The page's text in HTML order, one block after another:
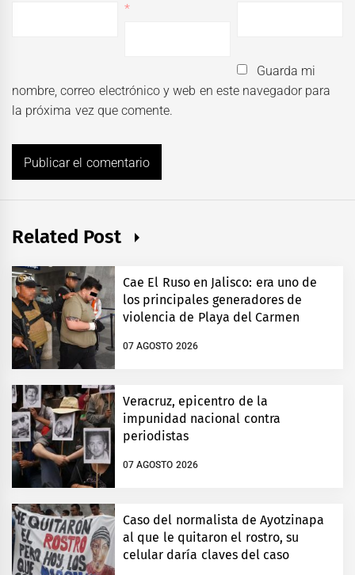
*
Guarda mi
nombre, correo electrónico y web en este navegador para
la próxima vez que comente.
Related Post
Cae El Ruso en Jalisco: era uno de
los principales generadores de
violencia de Playa del Carmen
07 AGOSTO 2026
Veracruz, epicentro de la
impunidad nacional contra
periodistas
07 AGOSTO 2026
Caso del normalista de Ayotzinapa
al que le quitaron el rostro, su
celular daría claves del caso